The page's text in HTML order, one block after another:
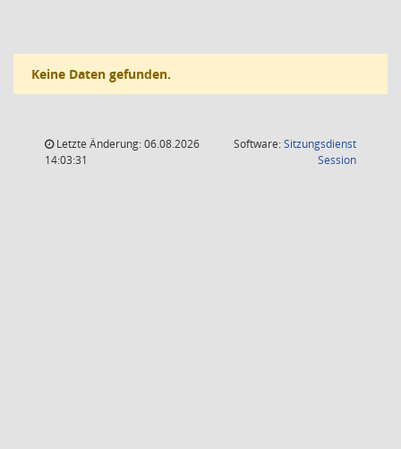
Keine Daten gefunden.
Letzte Änderung: 06.08.2026
14:03:31
Software:Sitzungsdienst
Session(Wird in